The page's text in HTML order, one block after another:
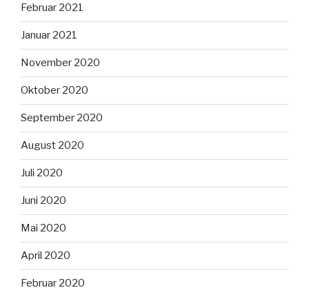
Februar 2021
Januar 2021
November 2020
Oktober 2020
September 2020
August 2020
Juli 2020
Juni 2020
Mai 2020
April 2020
Februar 2020